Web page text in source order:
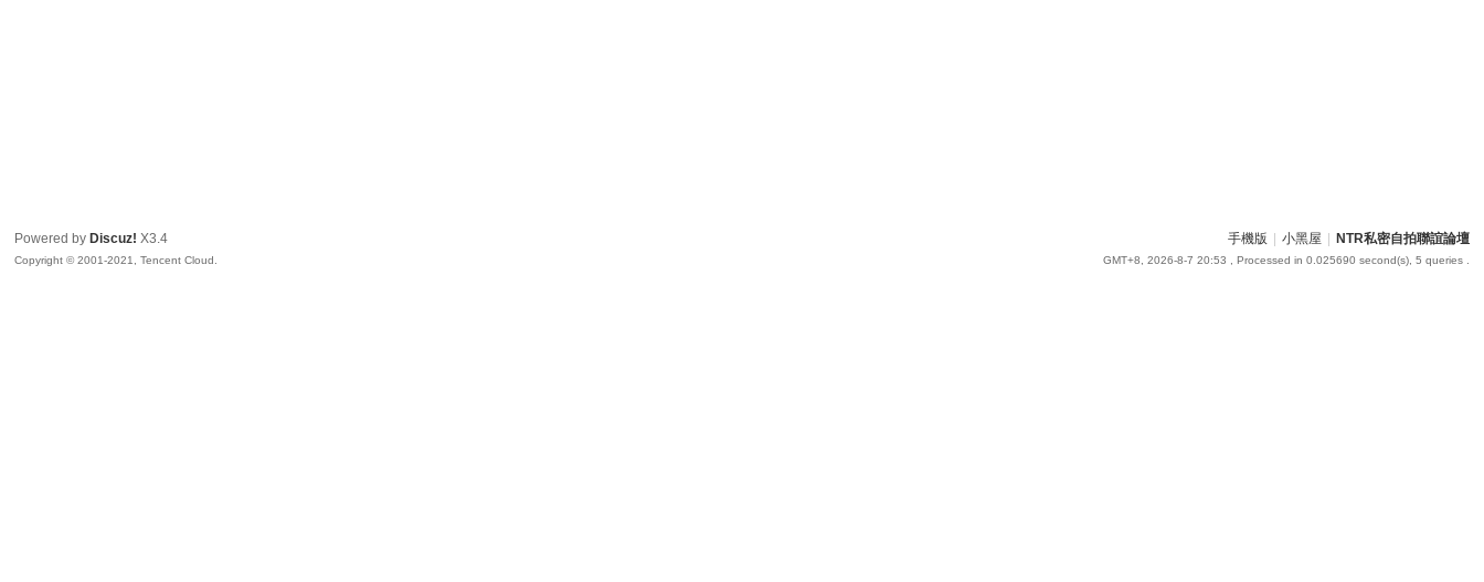
手機版 小黑屋 NTR私密自拍聯誼論壇
GMT+8, 2026-8-7 20:53 , Processed in 0.025690 second(s), 5 queries .
Powered by Discuz! X3.4
Copyright © 2001-2021, Tencent Cloud.